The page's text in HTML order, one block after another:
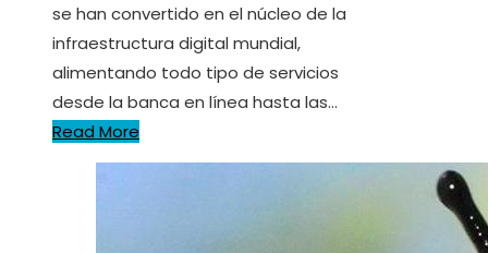
se han convertido en el núcleo de la
infraestructura digital mundial,
alimentando todo tipo de servicios
desde la banca en línea hasta las…
Read More